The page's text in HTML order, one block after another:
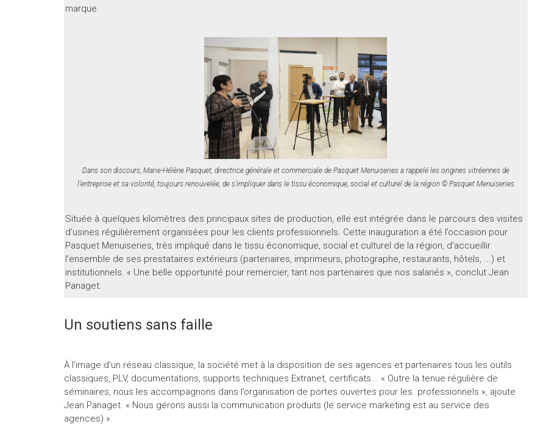
marque.
Dans son discours, Marie-Hélène Pasquet, directrice générale et commerciale de Pasquet Menuiseries a rappelé les origines vitréennes de
l’entreprise et sa volonté, toujours renouvelée, de s’impliquer dans le tissu économique, social et culturel de la région © Pasquet Menuiseries
Située à quelques kilomètres des principaux sites de production, elle est intégrée dans le parcours des visites
d’usines régulièrement organisées pour les clients professionnels. Cette inauguration a été l’occasion pour
Pasquet Menuiseries, très impliqué dans le tissu économique, social et culturel de la région, d’accueillir
l’ensemble de ses prestataires extérieurs (partenaires, imprimeurs, photographe, restaurants, hôtels, ...) et
institutionnels. « Une belle opportunité pour remercier, tant nos partenaires que nos salariés », conclut Jean
Panaget.
Un soutiens sans faille
À l’image d’un réseau classique, la société met à la disposition de ses agences et partenaires tous les outils
classiques, PLV, documentations, supports techniques Extranet, certificats... « Outre la tenue régulière de
séminaires, nous les accompagnons dans l’organisation de portes ouvertes pour les professionnels », ajoute
Jean Panaget. « Nous gérons aussi la communication produits (le service marketing est au service des
agences) ».